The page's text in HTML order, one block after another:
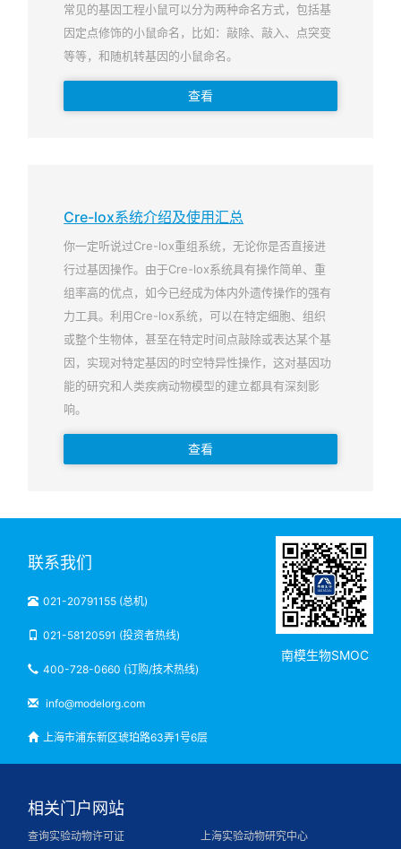
常见的基因工程小鼠可以分为两种命名方式，包括基
因定点修饰的小鼠命名，比如：敲除、敲入、点突变
等等，和随机转基因的小鼠命名。
查看
Cre-lox系统介绍及使用汇总
你一定听说过Cre-lox重组系统，无论你是否直接进
行过基因操作。由于Cre-lox系统具有操作简单、重
组率高的优点，如今已经成为体内外遗传操作的强有
力工具。利用Cre-lox系统，可以在特定细胞、组织
或整个生物体，甚至在特定时间点敲除或表达某个基
因，实现对特定基因的时空特异性操作，这对基因功
能的研究和人类疾病动物模型的建立都具有深刻影
响。
查看
联系我们
021-20791155 (总机)
021-58120591 (投资者热线)
400-728-0660 (订购/技术热线)
info@modelorg.com
上海市浦东新区琥珀路63弄1号6层
南模生物SMOC
相关门户网站
查询实验动物许可证
上海实验动物研究中心